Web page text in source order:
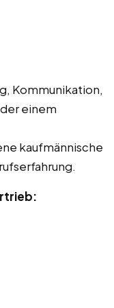
Kommunikation,
einem
kaufmännische